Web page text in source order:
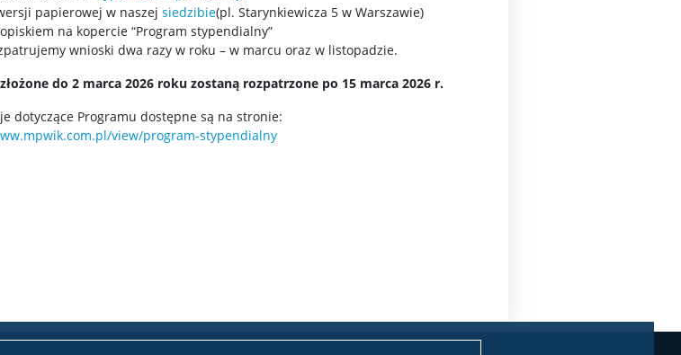
papierowej w naszej siedzibie(pl. Starynkiewicza 5 w Warszawie)
na kopercie “Program stypendialny”
wnioski dwa razy w roku – w marcu oraz w listopadzie.
do 2 marca 2026 roku zostaną rozpatrzone po 15 marca 2026 r.
dotyczące Programu dostępne są na stronie:
view/program-stypendialny